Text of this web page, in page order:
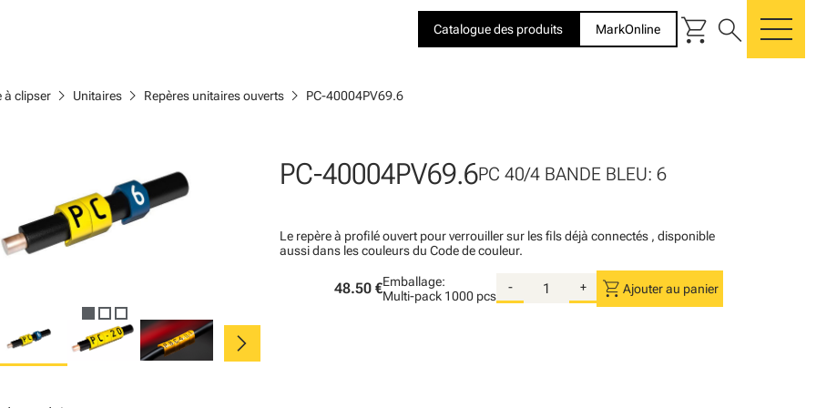
Catalogue des produits MarkOnline shopping_cart search
à clipser chevron_right Unitaires chevron_right Repères unitaires ouverts chevron_right PC-40004PV69.6
chevron_right
PC-40004PV69.6PC 40/4 BANDE BLEU: 6
Le repère à profilé ouvert pour verrouiller sur les fils déjà connectés , disponible
aussi dans les couleurs du Code de couleur.
48.50 €Emballage:
Multi-pack 1000 pcs
- + shopping_cart Ajouter au panier